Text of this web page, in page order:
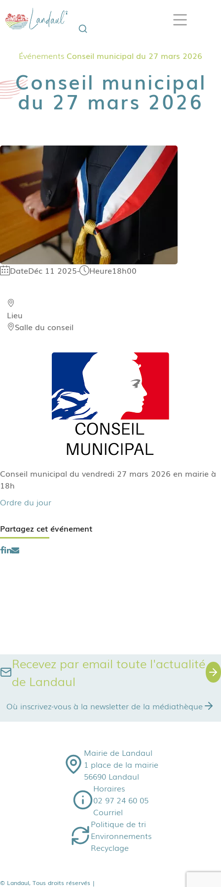
Événements Conseil municipal du 27 mars 2026
Conseil municipal
du 27 mars 2026
DateDéc 11 2025- Heure18h00
Lieu
Salle du conseil
Conseil municipal du vendredi 27 mars 2026 en mairie à
18h
Ordre du jour
Partagez cet événement
Recevez par email toute l'actualité
de Landaul
Où inscrivez-vous à la newsletter de la médiathèque
Mairie de Landaul
1 place de la mairie
56690 Landaul
Horaires
02 97 24 60 05
Courriel
Politique de tri
Environnements
Recyclage
© Landaul, Tous droits réservés |